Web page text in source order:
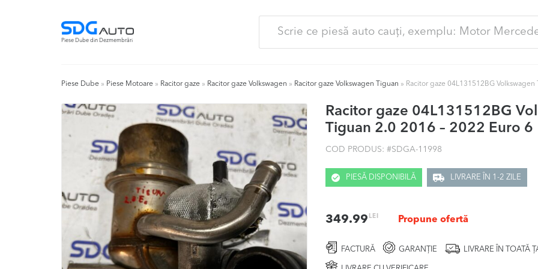
Piese Dube din Dezmembrări
Piese Dube » Piese Motoare » Racitor gaze » Racitor gaze Volkswagen » Racitor gaze Volkswagen Tiguan » Racitor gaze 04L131512BG
Racitor gaze 04L131512BG
Tiguan 2.0 2016 – 2022 Euro 6
COD PRODUS: #SDGA-11998
PIESĂ DISPONIBILĂ LIVRARE ÎN 1-2 ZILE
349.99 LEI Propune ofertă
FACTURĂ GARANȚIE LIVRARE ÎN TOATĂ